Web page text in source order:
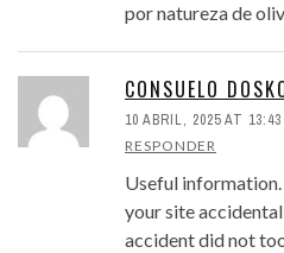
por natureza de
CONSUELO
10 ABRIL, 2025 AT 13:43
RESPONDER
Useful
your site
accident did not